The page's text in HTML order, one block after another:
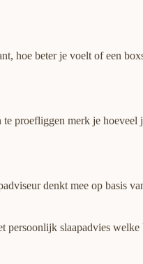
hoe beter je voelt of een
proefliggen merk je
denkt mee op basis
slaapadvies